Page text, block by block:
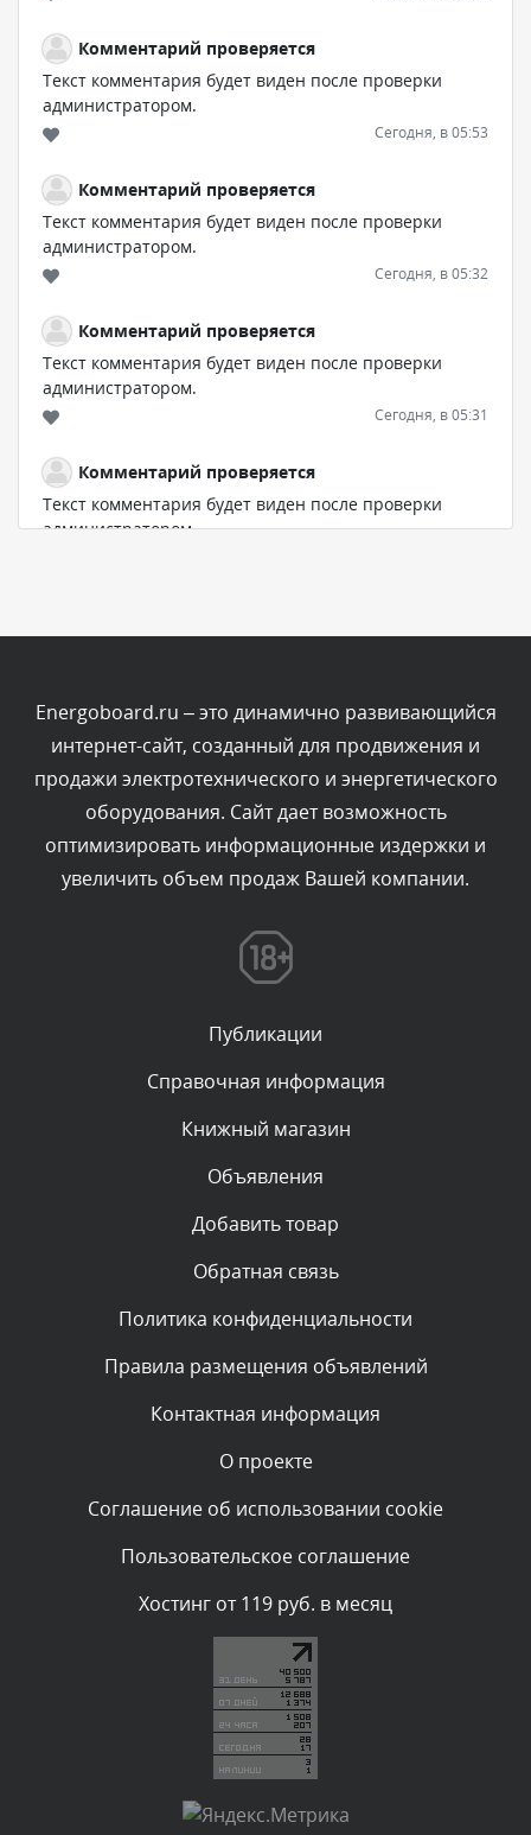
Комментарий проверяется
Текст комментария будет виден после проверки
администратором.
Сегодня, в 05:53
Комментарий проверяется
Текст комментария будет виден после проверки
администратором.
Сегодня, в 05:32
Комментарий проверяется
Текст комментария будет виден после проверки
администратором.
Сегодня, в 05:31
Комментарий проверяется
Текст комментария будет виден после проверки
администратором.
Комментарий проверяется
Текст комментария будет виден после проверки
администратором.
Сегодня, в 03:34
Комментарий проверяется
Текст комментария будет виден после проверки
Комментарий проверяется
Текст комментария будет виден после проверки
администратором.
Комментарий проверяется
Текст комментария будет виден после проверки
администратором.
Комментарий проверяется
администратором.
Комментарий проверяется
администратором.
Комментарий проверяется
Текст комментария будет виден после проверки
Комментарий проверяется
Текст комментария будет виден после проверки
администратором.
Energoboard.ru – это динамично развивающийся
интернет-сайт, созданный для продвижения и
продажи электротехнического и энергетического
оборудования. Сайт дает возможность
оптимизировать информационные издержки и
увеличить объем продаж Вашей компании.
Публикации
Справочная информация
Книжный магазин
Объявления
Добавить товар
Обратная связь
Политика конфиденциальности
Правила размещения объявлений
Контактная информация
О проекте
Соглашение об использовании cookie
Пользовательское соглашение
Хостинг от 119 руб. в месяц